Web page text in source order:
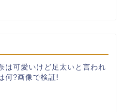
は可愛いけど足太いと言われ
何?画像で検証!